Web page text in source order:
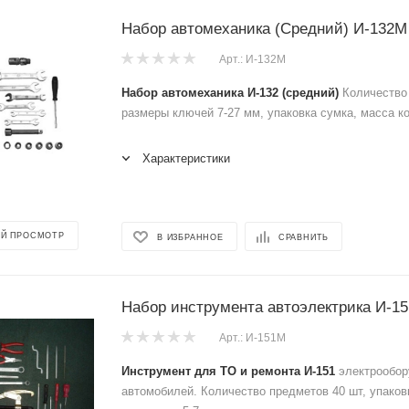
ПРОСМОТР
Набор автомеханика (Средний) И-132М
Арт.: И-132М
Набор автомеханика И-132 (средний)
размеры ключей 7-27 мм, упаковка сумка, масса
Характеристики
В ИЗБРАННОЕ СРАВНИТЬ
Набор инструмента автоэлектрика И-
Арт.: И-151М
Инструмент для ТО и ремонта И-151
автомобилей. Количество предметов 40 шт,